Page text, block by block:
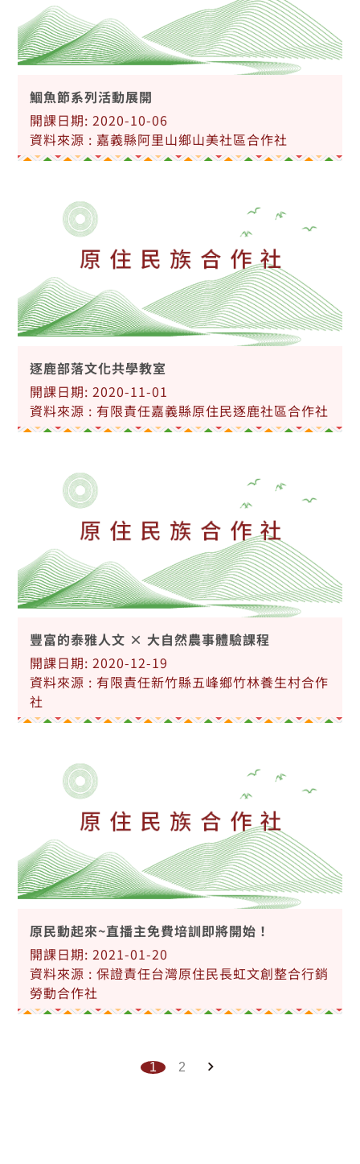
鯝魚節系列活動展開
開課日期: 2020-10-06
資料來源 : 嘉義縣阿里山鄉山美社區合作社
逐鹿部落文化共學教室
開課日期: 2020-11-01
資料來源 : 有限責任嘉義縣原住民逐鹿社區合作社
豐富的泰雅人文 × 大自然農事體驗課程
開課日期: 2020-12-19
資料來源 : 有限責任新竹縣五峰鄉竹林養生村合作
社
原民動起來~直播主免費培訓即將開始！
開課日期: 2021-01-20
資料來源 : 保證責任台灣原住民長虹文創整合行銷
勞動合作社
1 2